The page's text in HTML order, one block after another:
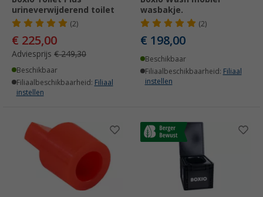
urineverwijderend toilet
(2)
€ 225,00
Adviesprijs € 249,30
Beschikbaar
Filiaalbeschikbaarheid: Filiaal
instellen
wasbakje.
(2)
€ 198,00
Beschikbaar
Filiaalbeschikbaarheid: Filiaal
instellen